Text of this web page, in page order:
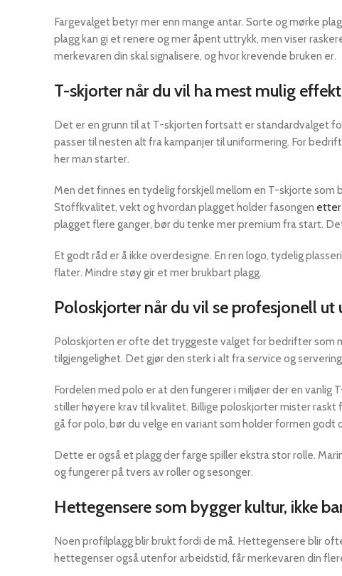
Fargevalget betyr mer enn mange antar. Sorte og mørke
plagg kan gi et renere og mer åpent uttrykk, men viser
merkevaren din skal signalisere, og hvor krevende bruken er.
T-skjorter når du vil ha mest mulig
Det er en grunn til at T-skjorten fortsatt er standardvalget
passer til nesten alt fra kampanjer til uniformering. For
her man starter.
Men det finnes en tydelig forskjell mellom en T-skjorte som
Stoffkvalitet, vekt og hvordan plagget holder fasongen etter
plagget flere ganger, bør du tenke mer premium fra start.
Et godt råd er å ikke overdesigne. En ren logo, tydelig
flater. Mindre støy gir et mer brukbart plagg.
Poloskjorter når du vil se profesjonell ut
Poloskjorten er ofte det tryggeste valget for bedrifter som
tilgjengelighet. Det gjør den sterk i alt fra service og
Fordelen med polo er at den fungerer i miljøer der en
stiller høyere krav til kvalitet. Billige poloskjorter mister
gå for polo, bør du velge en variant som holder formen godt
Dette er også et plagg der farge spiller ekstra stor rolle.
og fungerer på tvers av roller og sesonger.
Hettegensere som bygger kultur, ikke
Noen profilplagg blir brukt fordi de må. Hettegensere blir
hettegenser også utenfor arbeidstid, får merkevaren din